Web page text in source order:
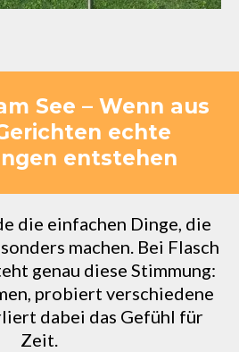
See – Wenn aus
echte
entstehen
die einfachen Dinge, die
machen. Bei Flasch
genau diese Stimmung:
probiert verschiedene
dabei das Gefühl für
Zeit.